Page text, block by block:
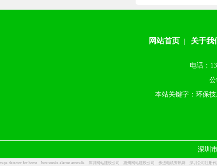
网站首页 关于我
电话：
本站关键字：环保
深圳
vape detector for home best smoke alarms australia 深圳网站建设公司 惠州网站建设公司 步进电机资讯网
深圳公司注册